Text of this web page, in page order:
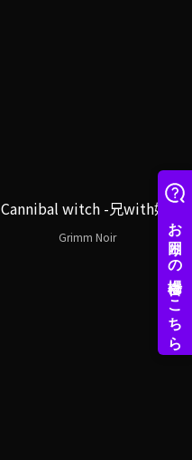
Cannibal witch -兄with妹-
Grimm Noir